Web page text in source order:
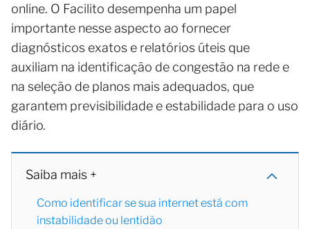
online. O Facilito desempenha um papel
importante nesse aspecto ao fornecer
diagnósticos exatos e relatórios úteis que
auxiliam na identificação de congestão na rede e
na seleção de planos mais adequados, que
garantem previsibilidade e estabilidade para o uso
diário.
Saiba mais +
Como identificar se sua internet está com
instabilidade ou lentidão